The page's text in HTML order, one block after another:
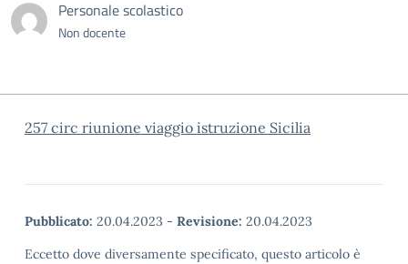
Personale scolastico
Non docente
257 circ riunione viaggio istruzione Sicilia
Pubblicato: 20.04.2023 - Revisione: 20.04.2023
Eccetto dove diversamente specificato, questo articolo è